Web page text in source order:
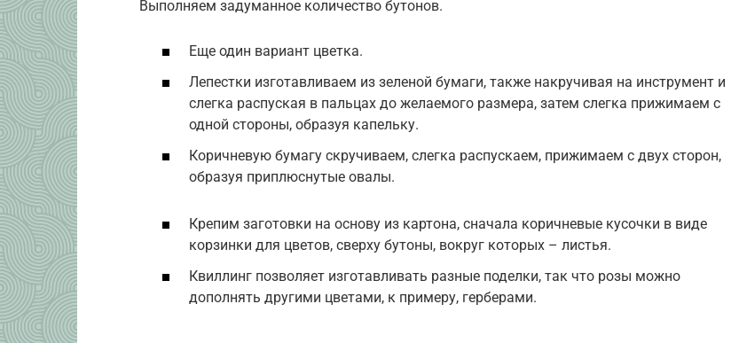
Выполняем задуманное количество бутонов.
Еще один вариант цветка.
Лепестки изготавливаем из зеленой бумаги, также накручивая на инструмент и
слегка распуская в пальцах до желаемого размера, затем слегка прижимаем с
одной стороны, образуя капельку.
Коричневую бумагу скручиваем, слегка распускаем, прижимаем с двух сторон,
образуя приплюснутые овалы.
Крепим заготовки на основу из картона, сначала коричневые кусочки в виде
корзинки для цветов, сверху бутоны, вокруг которых – листья.
Квиллинг позволяет изготавливать разные поделки, так что розы можно
дополнять другими цветами, к примеру, герберами.